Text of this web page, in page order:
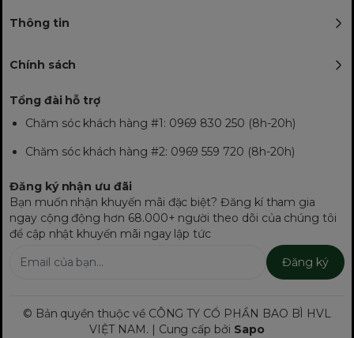
Thông tin
Chính sách
Tổng đài hỗ trợ
Chăm sóc khách hàng #1: 0969 830 250 (8h-20h)
Chăm sóc khách hàng #2: 0969 559 720 (8h-20h)
Đăng ký nhận ưu đãi
Bạn muốn nhận khuyến mãi đặc biệt? Đăng kí tham gia
ngay cộng động hơn 68.000+ người theo dõi của chúng tôi
để cập nhật khuyến mãi ngay lập tức
Đăng ký
© Bản quyền thuộc về CÔNG TY CỔ PHẦN BAO BÌ HVL
VIỆT NAM. | Cung cấp bởi Sapo